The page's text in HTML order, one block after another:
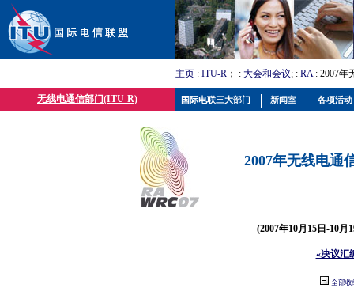
主页 : ITU-R ； : 大会和会议; : RA: 2007年
无线电通信部门(ITU-R)
2007年无线电通
(2007年10月15日-10月
«决议汇
全部收
国际电联三大部门 新闻室 各项活动